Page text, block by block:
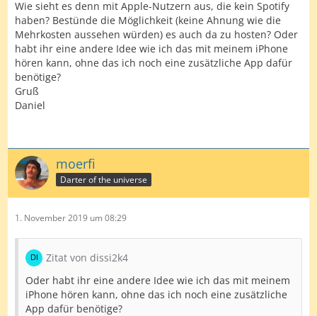
Wie sieht es denn mit Apple-Nutzern aus, die kein Spotify
haben? Bestünde die Möglichkeit (keine Ahnung wie die
Mehrkosten aussehen würden) es auch da zu hosten? Oder
habt ihr eine andere Idee wie ich das mit meinem iPhone
hören kann, ohne das ich noch eine zusätzliche App dafür
benötige?
Gruß
Daniel
moerfi
Darter of the universe
1. November 2019 um 08:29
Zitat von dissi2k4
Oder habt ihr eine andere Idee wie ich das mit meinem
iPhone hören kann, ohne das ich noch eine zusätzliche
App dafür benötige?